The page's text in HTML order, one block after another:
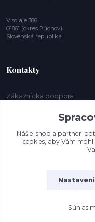
Visolaje 386
01861 (okres Púchov)
Slovenská republika
Kontakty
Zákaznícka podpora
(Po-Pia, 8-15 hod.)
Vytvorené
Náš e-shop a partneri
cookies, aby Vám
Súhlas